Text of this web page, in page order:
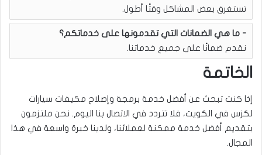
تستغرق بعض المشاكل وقتًا أطول.
ما هي الضمانات التي تقدمونها على خدماتكم؟
نقدم ضمانًا على جميع خدماتنا.
الخاتمة
إذا كنت تبحث عن أفضل خدمة برمجة وإصلاح مكيفات سيارات
لكزس في الكويت، فلا تتردد في الاتصال بنا اليوم. نحن ملتزمون
بتقديم أفضل خدمة ممكنة لعملائنا، ولدينا خبرة واسعة في هذا
المجال.